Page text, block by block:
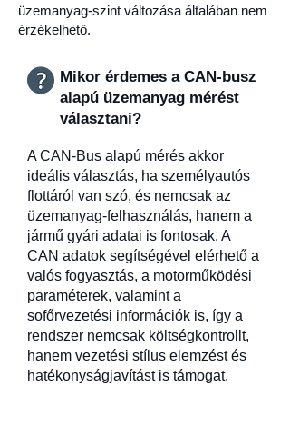
üzemanyag-szint változása általában nem
érzékelhető.
Mikor érdemes a CAN-busz
alapú üzemanyag mérést
választani?
A CAN-Bus alapú mérés akkor
ideális választás, ha személyautós
flottáról van szó, és nemcsak az
üzemanyag-felhasználás, hanem a
jármű gyári adatai is fontosak. A
CAN adatok segítségével elérhető a
valós fogyasztás, a motorműködési
paraméterek, valamint a
sofőrvezetési információk is, így a
rendszer nemcsak költségkontrollt,
hanem vezetési stílus elemzést és
hatékonyságjavítást is támogat.